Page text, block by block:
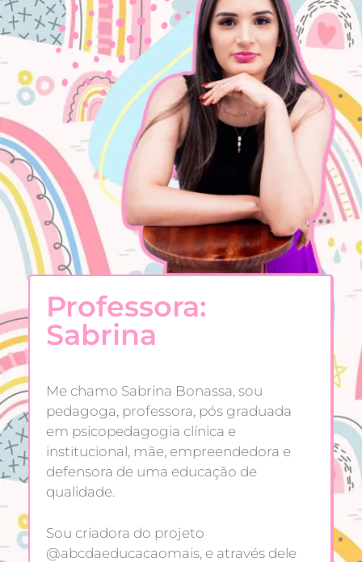
Professora:
Sabrina
Me chamo Sabrina Bonassa, sou
pedagoga, professora, pós graduada
em psicopedagogia clínica e
institucional, mãe, empreendedora e
defensora de uma educação de
qualidade.
Sou criadora do projeto
@abcdaeducacaomais, e através dele